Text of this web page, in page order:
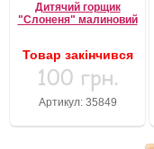
Дитячий горщик
"Слоненя" малиновий
Товар закінчився
100 грн.
Артикул: 35849